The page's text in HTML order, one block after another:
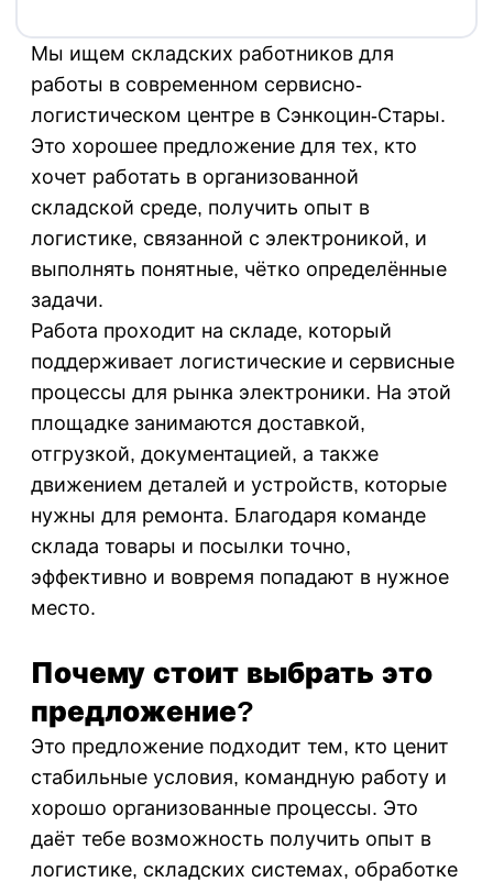
Мы ищем складских работников для
работы в современном сервисно-
логистическом центре в Сэнкоцин-Стары.
Это хорошее предложение для тех, кто
хочет работать в организованной
складской среде, получить опыт в
логистике, связанной с электроникой, и
выполнять понятные, чётко определённые
задачи.
Работа проходит на складе, который
поддерживает логистические и сервисные
процессы для рынка электроники. На этой
площадке занимаются доставкой,
отгрузкой, документацией, а также
движением деталей и устройств, которые
нужны для ремонта. Благодаря команде
склада товары и посылки точно,
эффективно и вовремя попадают в нужное
место.
Почему стоит выбрать это
предложение?
Это предложение подходит тем, кто ценит
стабильные условия, командную работу и
хорошо организованные процессы. Это
даёт тебе возможность получить опыт в
логистике, складских системах, обработке